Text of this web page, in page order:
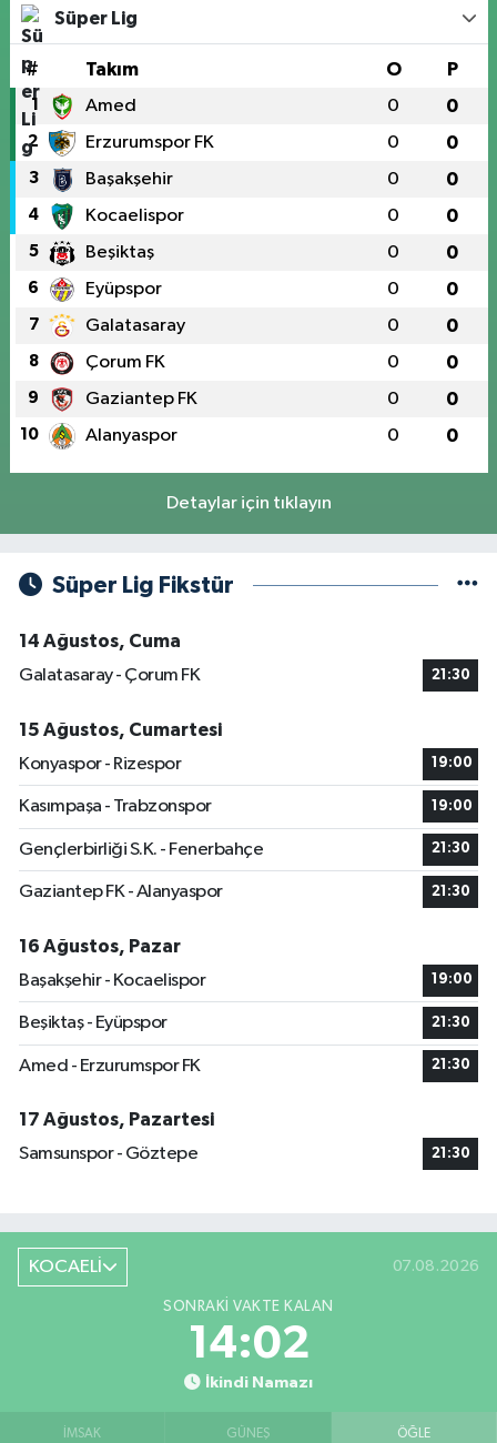
Süper Lig
# Takım O P
1 Amed 0 0
2 Erzurumspor FK 0 0
3 Başakşehir 0 0
4 Kocaelispor 0 0
5 Beşiktaş 0 0
6 Eyüpspor 0 0
7 Galatasaray 0 0
8 Çorum FK 0 0
9 Gaziantep FK 0 0
10 Alanyaspor 0 0
Detaylar için tıklayın
Süper Lig Fikstür
14 Ağustos, Cuma
Galatasaray - Çorum FK
21:30
15 Ağustos, Cumartesi
Konyaspor - Rizespor
19:00
Kasımpaşa - Trabzonspor 19:00
Gençlerbirliği S.K. - Fenerbahçe 21:30
Gaziantep FK - Alanyaspor 21:30
16 Ağustos, Pazar
Başakşehir - Kocaelispor
19:00
Beşiktaş - Eyüpspor 21:30
Amed - Erzurumspor FK 21:30
17 Ağustos, Pazartesi
Samsunspor - Göztepe
21:30
KOCAELİ 07.08.2026
SONRAKI VAKTE KALAN
14:02
İkindi Namazı
İMSAK GÜNEŞ ÖĞLE